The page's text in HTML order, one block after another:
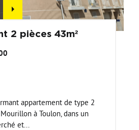
2 pièces 43m²
appartement de type 2
à Toulon, dans un
et...